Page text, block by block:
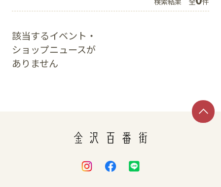
アクセス・パーキング
館内サービス
施設からのお知らせ
該当するイベント・
ショップニュースが
ありません